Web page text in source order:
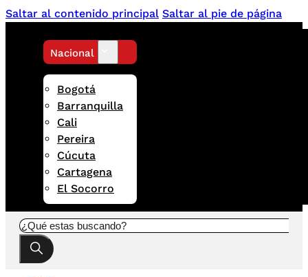
Saltar al contenido principal Saltar al pie de página
Nacional
Bogotá
Barranquilla
Cali
Pereira
Cúcuta
Cartagena
El Socorro
Buscar